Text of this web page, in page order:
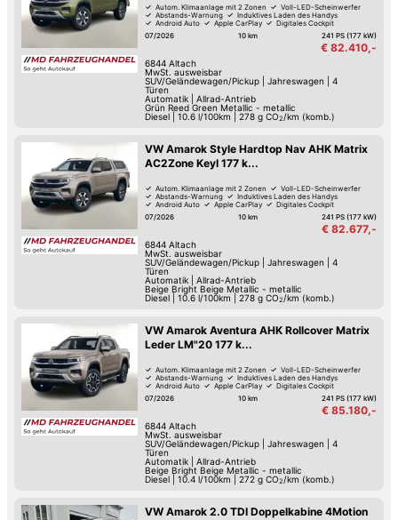
Autom. Klimaanlage mit 2 Zonen
Voll-LED-Scheinwerfer
Abstands-Warnung
Induktives Laden des Handys
Android Auto
Apple CarPlay
Digitales Cockpit
07/2026 10 km 241 PS (177 kW)
€ 82.410,-
6844 Altach
MwSt. ausweisbar
SUV/Geländewagen/Pickup| Jahreswagen
4
Türen
Automatik| Allrad-Antrieb
Grün Reed Green Metallic - metallic
Diesel
10.6 l/100km 278 g CO2 /km (komb.)
VW Amarok Style Hardtop Nav AHK Matrix
AC2Zone Keyl 177 k...
Autom. Klimaanlage mit 2 Zonen
Voll-LED-Scheinwerfer
Abstands-Warnung
Induktives Laden des Handys
Android Auto
Apple CarPlay
Digitales Cockpit
07/2026 10 km 241 PS (177 kW)
€ 82.677,-
6844 Altach
MwSt. ausweisbar
SUV/Geländewagen/Pickup| Jahreswagen
4
Türen
Automatik| Allrad-Antrieb
Beige Bright Beige Metallic - metallic
Diesel
10.6 l/100km 278 g CO2 /km (komb.)
VW Amarok Aventura AHK Rollcover Matrix
Leder LM"20 177 k...
Autom. Klimaanlage mit 2 Zonen
Voll-LED-Scheinwerfer
Abstands-Warnung
Induktives Laden des Handys
Android Auto
Apple CarPlay
Digitales Cockpit
07/2026 10 km 241 PS (177 kW)
€ 85.180,-
6844 Altach
MwSt. ausweisbar
SUV/Geländewagen/Pickup| Jahreswagen
4
Türen
Automatik| Allrad-Antrieb
Beige Bright Beige Metallic - metallic
Diesel
10.4 l/100km 272 g CO2 /km (komb.)
VW Amarok 2.0 TDI Doppelkabine 4Motion